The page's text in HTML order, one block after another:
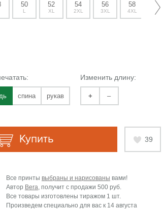
50
L
52
XL
54
2XL
56
3XL
58
4XL
спина рукав
Изменить длину:
+ –
39
Купить
Все принты выбраны и нарисованы вами!
Автор Bera, получит с продажи 500 руб.
Все товары изготовлены тиражом 1 шт.
Произведем специально для вас к 14 августа